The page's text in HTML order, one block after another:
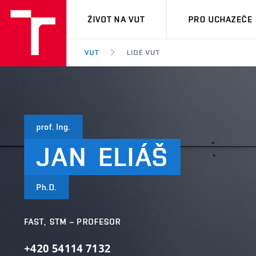
VUT
ŽIVOT NA VUT PRO UCHAZEČE
VUT LIDÉ VUT
prof. Ing.
JAN ELIÁŠ
Ph.D.
FAST, STM – PROFESOR
+420 54114 7132